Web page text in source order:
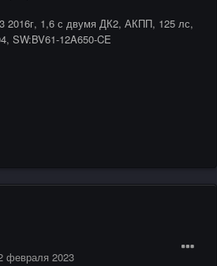
2016г, 1,6 с двумя ДК2, АКПП, 125 лс,
SW:BV61-12A650-CE
февраля 2023